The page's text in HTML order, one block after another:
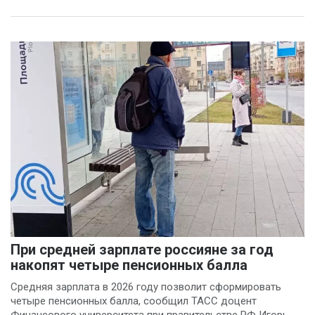
При средней зарплате россияне за год
накопят четыре пенсионных балла
Средняя зарплата в 2026 году позволит сформировать
четыре пенсионных балла, сообщил ТАСС доцент